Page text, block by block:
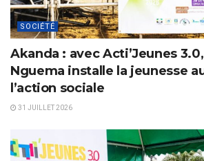
SOCIÉTÉ
Akanda : avec Acti’Jeunes
Nguema installe la jeunesse
l’action sociale
31 JUILLET 2026